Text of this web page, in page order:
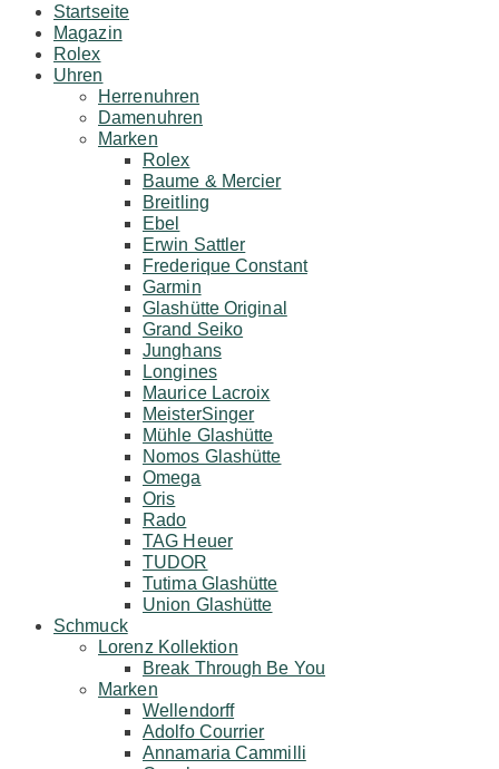
Startseite
Magazin
Rolex
Uhren
Herrenuhren
Damenuhren
Marken
Rolex
Baume & Mercier
Breitling
Ebel
Erwin Sattler
Frederique Constant
Garmin
Glashütte Original
Grand Seiko
Junghans
Longines
Maurice Lacroix
MeisterSinger
Mühle Glashütte
Nomos Glashütte
Omega
Oris
Rado
TAG Heuer
TUDOR
Tutima Glashütte
Union Glashütte
Schmuck
Lorenz Kollektion
Break Through Be You
Marken
Wellendorff
Adolfo Courrier
Annamaria Cammilli